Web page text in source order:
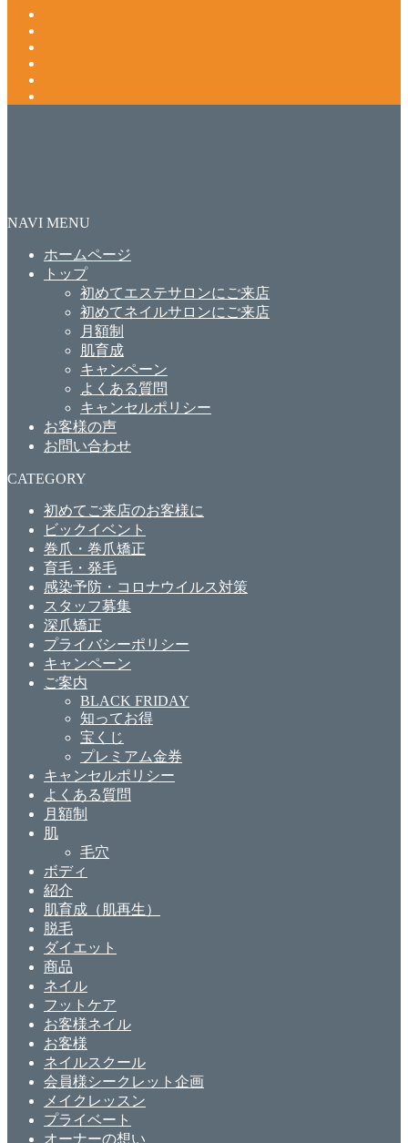
NAVI MENU
ホームページ
トップ
初めてエステサロンにご来店
初めてネイルサロンにご来店
月額制
肌育成
キャンペーン
よくある質問
キャンセルポリシー
お客様の声
お問い合わせ
CATEGORY
初めてご来店のお客様に
ビックイベント
巻爪・巻爪矯正
育毛・発毛
感染予防・コロナウイルス対策
スタッフ募集
深爪矯正
プライバシーポリシー
キャンペーン
ご案内
BLACK FRIDAY
知ってお得
宝くじ
プレミアム金券
キャンセルポリシー
よくある質問
月額制
肌
毛穴
ボディ
紹介
肌育成（肌再生）
脱毛
ダイエット
商品
ネイル
フットケア
お客様ネイル
お客様
ネイルスクール
会員様シークレット企画
メイクレッスン
プライベート
オーナーの想い